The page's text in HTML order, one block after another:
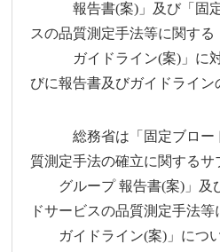
報告書(案)」及び「固定
スの品質測定手法等に関する
ガイドライン(案)」に対
びに報告書及びガイドライン
総務省は「固定ブロード
質測定手法の確立に関するサ
グループ 報告書(案)」及
ドサービスの品質測定手法等
ガイドライン(案)」につい